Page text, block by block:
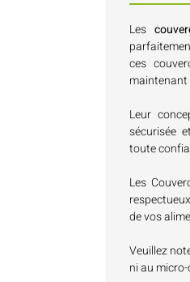
Les
ces
maintenant
Leur
sécurisée
toute
Les
de vos
Veuillez
ni au